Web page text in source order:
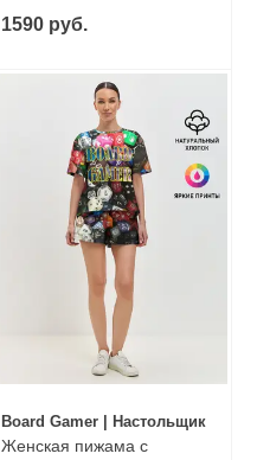
1590 руб.
Board Gamer | Настольщик
Женская пижама с